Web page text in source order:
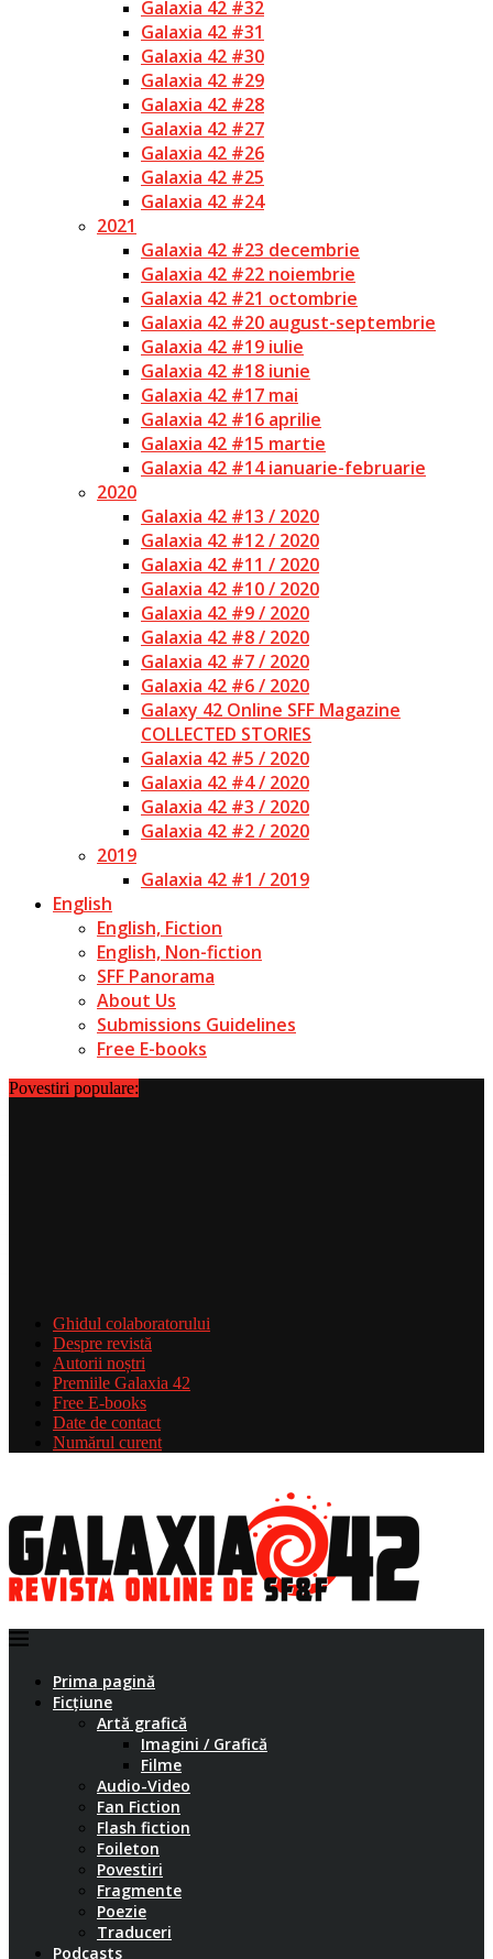
Galaxia 42 #32
Galaxia 42 #31
Galaxia 42 #30
Galaxia 42 #29
Galaxia 42 #28
Galaxia 42 #27
Galaxia 42 #26
Galaxia 42 #25
Galaxia 42 #24
2021
Galaxia 42 #23 decembrie
Galaxia 42 #22 noiembrie
Galaxia 42 #21 octombrie
Galaxia 42 #20 august-septembrie
Galaxia 42 #19 iulie
Galaxia 42 #18 iunie
Galaxia 42 #17 mai
Galaxia 42 #16 aprilie
Galaxia 42 #15 martie
Galaxia 42 #14 ianuarie-februarie
2020
Galaxia 42 #13 / 2020
Galaxia 42 #12 / 2020
Galaxia 42 #11 / 2020
Galaxia 42 #10 / 2020
Galaxia 42 #9 / 2020
Galaxia 42 #8 / 2020
Galaxia 42 #7 / 2020
Galaxia 42 #6 / 2020
Galaxy 42 Online SFF Magazine
COLLECTED STORIES
Galaxia 42 #5 / 2020
Galaxia 42 #4 / 2020
Galaxia 42 #3 / 2020
Galaxia 42 #2 / 2020
2019
Galaxia 42 #1 / 2019
English
English, Fiction
English, Non-fiction
SFF Panorama
About Us
Submissions Guidelines
Free E-books
Povestiri populare:
Ghidul colaboratorului
Despre revistă
Autorii noștri
Premiile Galaxia 42
Free E-books
Date de contact
Numărul curent
Prima pagină
Ficțiune
Artă grafică
Imagini / Grafică
Filme
Audio-Video
Fan Fiction
Flash fiction
Foileton
Povestiri
Fragmente
Poezie
Traduceri
Podcasts